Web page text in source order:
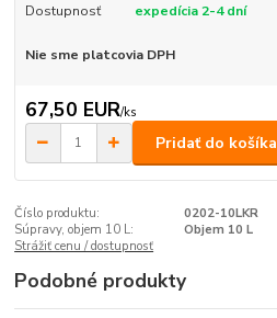
Dostupnosť expedícia 2-4 dní
Nie sme platcovia DPH
67,50 EUR/ks
Pridať do košíka
Číslo produktu:
0202-10LKR
Súpravy, objem 10 L:
Objem 10 L
Strážiť cenu / dostupnosť
Podobné produkty